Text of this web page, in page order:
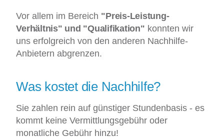
Vor allem im Bereich "Preis-Leistung-
Verhältnis" und "Qualifikation" konnten wir
uns erfolgreich von den anderen Nachhilfe-
Anbietern abgrenzen.
Was kostet die Nachhilfe?
Sie zahlen rein auf günstiger Stundenbasis - es
kommt keine Vermittlungsgebühr oder
monatliche Gebühr hinzu!